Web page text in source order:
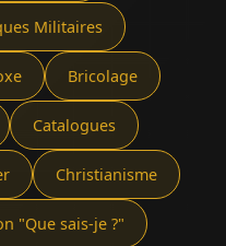
Militaires
Bricolage
Catalogues
Christianisme
"Que sais-je ?"